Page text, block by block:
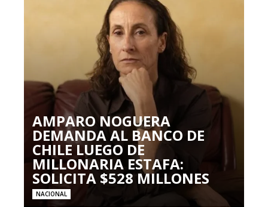
AMPARO NOGUERA
DEMANDA AL BANCO DE
CHILE LUEGO DE
MILLONARIA ESTAFA:
SOLICITA $528 MILLONES
NACIONAL